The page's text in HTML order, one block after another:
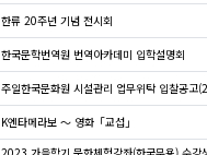
한류 20주년 기념 전시회
한국문학번역원 번역아카데미 입학설명회
주일한국문화원 시설관리 업무위탁 입찰공고
K엔타메라보 ～ 영화「교섭」